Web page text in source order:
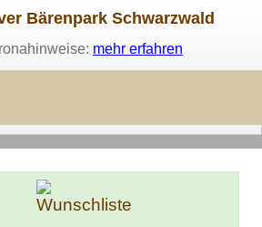
Bärenpark Schwarzwald
mehr erfahren